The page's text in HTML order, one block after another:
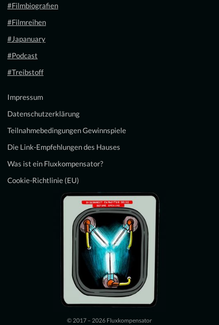
#Filmbiografien
#Filmreihen
#Japanuary
#Podcast
#Treibstoff
Impressum
Datenschutzerklärung
Teilnahmebedingungen Gewinnspiele
Die Link-Empfehlungen des Hauses
Was ist ein Fluxkompensator?
Cookie-Richtlinie (EU)
© 2017 – 2026 Fluxkompensator